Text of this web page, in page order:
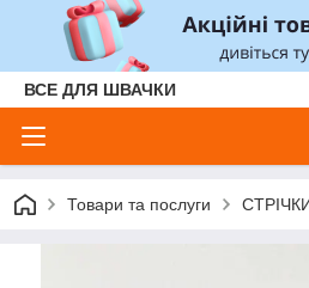
ВСЕ ДЛЯ ШВАЧКИ
Товари та послуги